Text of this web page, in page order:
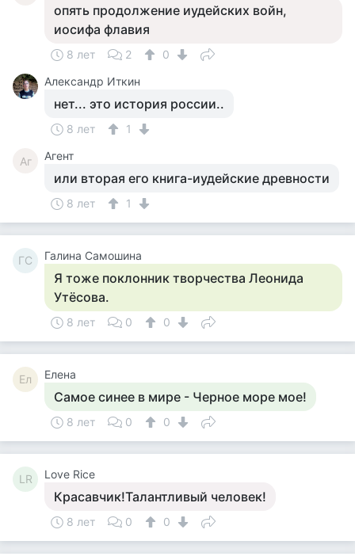
опять продолжение иудейских войн,
иосифа флавия
8 лет 2
0
Александр Иткин
нет... это история россии..
8 лет 1
Аг Агент
или вторая его книга-иудейские древности
8 лет 1
ГС Галина Самошина
Я тоже поклонник творчества Леонида
Утёсова.
8 лет 0 0
Ел Елена
Самое синее в мире - Черное море мое!
8 лет 0 0
LR Love Rice
Красавчик!Талантливый человек!
8 лет 0 0